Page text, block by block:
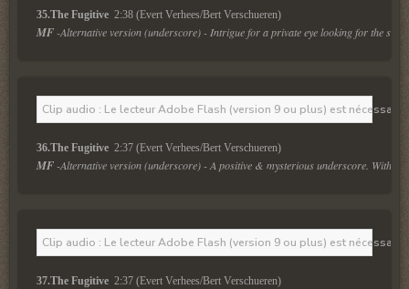
35.The Fugitive 2:38 (Evert Verhees/Bert Verschueren)
MF -Alternative version (underscore) - Intrigue for a private eye looking for the
Clip audio : Le lecteur Adobe Flash (version 9 ou plus) est
36.The Fugitive 2:37 (Evert Verhees/Bert Verschueren)
MF -Alternative version (underscore) - A positive & mysterious underscore.
Clip audio : Le lecteur Adobe Flash (version 9 ou plus) est
37.The Fugitive 2:37 (Evert Verhees/Bert Verschueren)